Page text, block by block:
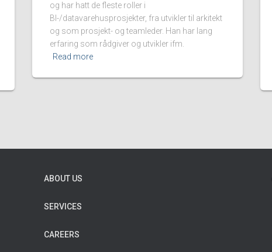
og har hatt de fleste roller i
BI-/datavarehusprosjekter, fra utvikler til arkitekt
og som prosjekt- og teamleder. Han har lang
erfaring som rådgiver og utvikler ifm.
Read more
ABOUT US
SERVICES
CAREERS